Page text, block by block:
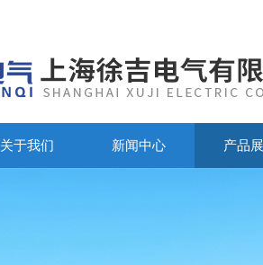
关于我们 新闻中心 产品